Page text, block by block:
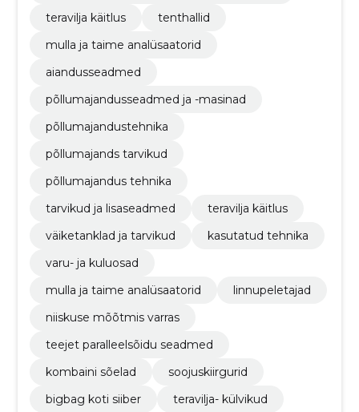
teravilja käitlus
tenthallid
mulla ja taime analüsaatorid
aiandusseadmed
põllumajandusseadmed ja -masinad
põllumajandustehnika
põllumajands tarvikud
põllumajandus tehnika
tarvikud ja lisaseadmed
teravilja käitlus
väiketanklad ja tarvikud
kasutatud tehnika
varu- ja kuluosad
mulla ja taime analüsaatorid
linnupeletajad
niiskuse mõõtmis varras
teejet paralleelsõidu seadmed
kombaini sõelad
soojuskiirgurid
bigbag koti siiber
teravilja- külvikud